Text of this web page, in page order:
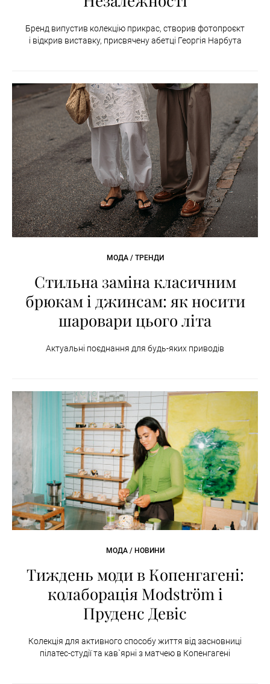
Бренд випустив колекцію прикрас, створив фотопроєкт
і відкрив виставку, присвячену абетці Георгія Нарбута
МОДА / ТРЕНДИ
Стильна заміна класичним
брюкам і джинсам: як носити
шаровари цього літа
Актуальні поєднання для будь-яких приводів
МОДА / НОВИНИ
Тиждень моди в Копенгагені:
колаборація Modström і
Пруденс Девіс
Колекція для активного способу життя від засновниці
пілатес-студії та кав`ярні з матчею в Копенгагені